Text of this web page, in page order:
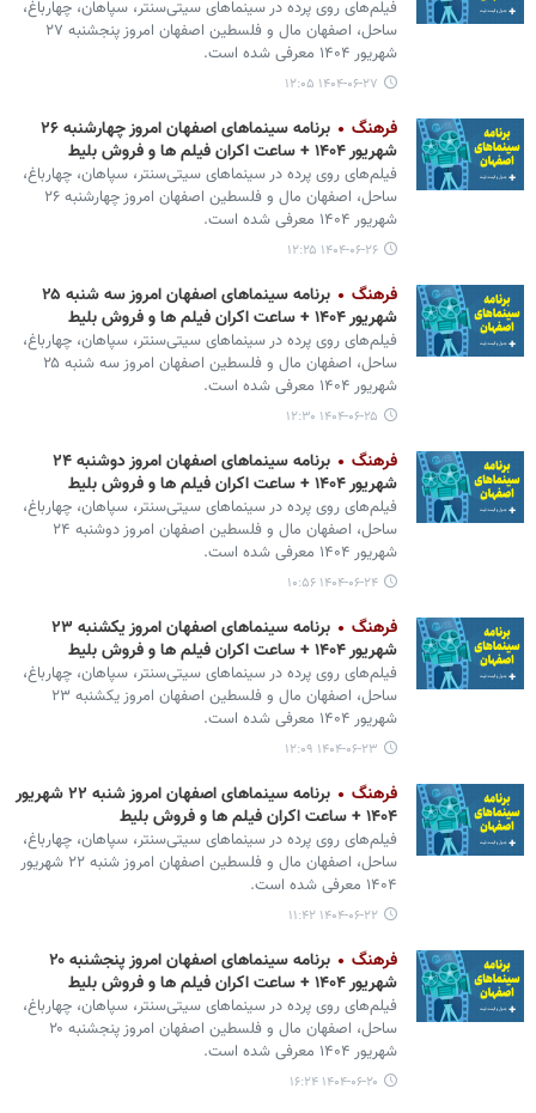
فیلم‌های روی پرده در سینماهای سیتی‌سنتر، سپاهان، چهارباغ،
ساحل، اصفهان مال و فلسطین اصفهان امروز پنجشنبه ۲۷
شهریور ۱۴۰۴ معرفی شده است.
۱۴۰۴-۰۶-۲۷ ۱۲:۰۵
فرهنگ
برنامه سینماهای اصفهان امروز چهارشنبه ۲۶
شهریور ۱۴۰۴ + ساعت اکران فیلم ها و فروش بلیط
فیلم‌های روی پرده در سینماهای سیتی‌سنتر، سپاهان، چهارباغ،
ساحل، اصفهان مال و فلسطین اصفهان امروز چهارشنبه ۲۶
شهریور ۱۴۰۴ معرفی شده است.
۱۴۰۴-۰۶-۲۶ ۱۲:۲۵
فرهنگ
برنامه سینماهای اصفهان امروز سه شنبه ۲۵
شهریور ۱۴۰۴ + ساعت اکران فیلم ها و فروش بلیط
فیلم‌های روی پرده در سینماهای سیتی‌سنتر، سپاهان، چهارباغ،
ساحل، اصفهان مال و فلسطین اصفهان امروز سه شنبه ۲۵
شهریور ۱۴۰۴ معرفی شده است.
۱۴۰۴-۰۶-۲۵ ۱۲:۳۰
فرهنگ
برنامه سینماهای اصفهان امروز دوشنبه ۲۴
شهریور ۱۴۰۴ + ساعت اکران فیلم ها و فروش بلیط
فیلم‌های روی پرده در سینماهای سیتی‌سنتر، سپاهان، چهارباغ،
ساحل، اصفهان مال و فلسطین اصفهان امروز دوشنبه ۲۴
شهریور ۱۴۰۴ معرفی شده است.
۱۴۰۴-۰۶-۲۴ ۱۰:۵۶
فرهنگ
برنامه سینماهای اصفهان امروز یکشنبه ۲۳
شهریور ۱۴۰۴ + ساعت اکران فیلم ها و فروش بلیط
فیلم‌های روی پرده در سینماهای سیتی‌سنتر، سپاهان، چهارباغ،
ساحل، اصفهان مال و فلسطین اصفهان امروز یکشنبه ۲۳
شهریور ۱۴۰۴ معرفی شده است.
۱۴۰۴-۰۶-۲۳ ۱۲:۰۹
فرهنگ
برنامه سینماهای اصفهان امروز شنبه ۲۲ شهریور
۱۴۰۴ + ساعت اکران فیلم ها و فروش بلیط
فیلم‌های روی پرده در سینماهای سیتی‌سنتر، سپاهان، چهارباغ،
ساحل، اصفهان مال و فلسطین اصفهان امروز شنبه ۲۲ شهریور
۱۴۰۴ معرفی شده است.
۱۴۰۴-۰۶-۲۲ ۱۱:۴۲
فرهنگ
برنامه سینماهای اصفهان امروز پنجشنبه ۲۰
شهریور ۱۴۰۴ + ساعت اکران فیلم ها و فروش بلیط
فیلم‌های روی پرده در سینماهای سیتی‌سنتر، سپاهان، چهارباغ،
ساحل، اصفهان مال و فلسطین اصفهان امروز پنجشنبه ۲۰
شهریور ۱۴۰۴ معرفی شده است.
۱۴۰۴-۰۶-۲۰ ۱۶:۲۴